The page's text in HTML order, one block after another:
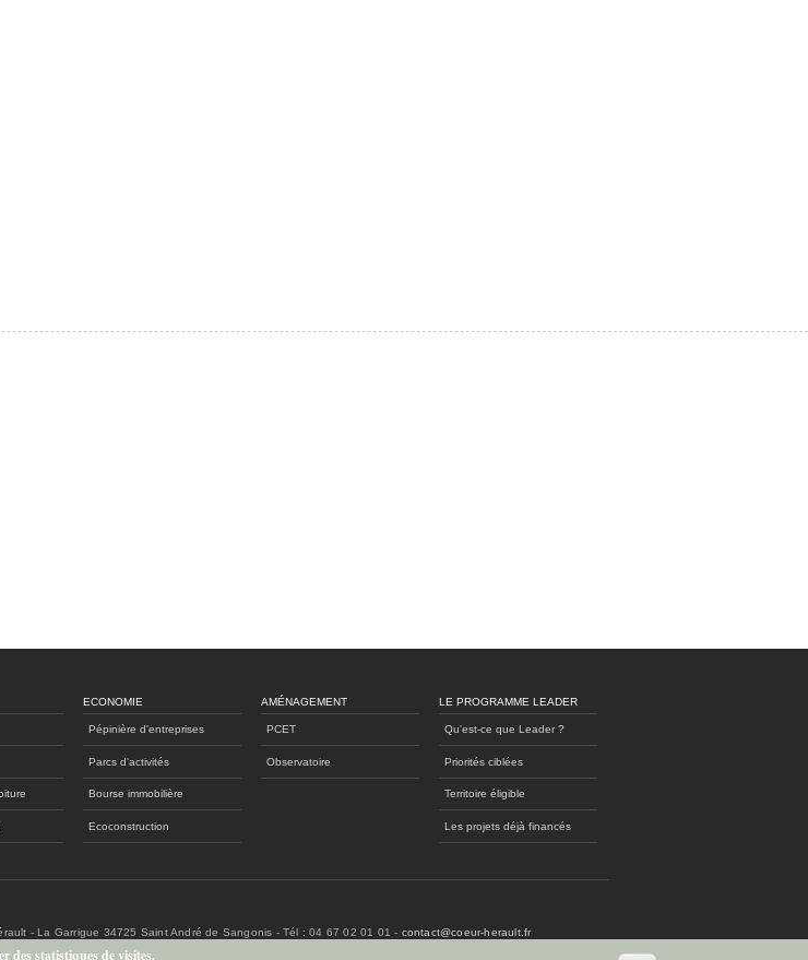
ECONOMIE
Pépinière d'entreprises
Parcs d'activités
Bourse immobilière
Ecoconstruction
AMÉNAGEMENT
PCET
Observatoire
LE PROGRAMME LEADER
Qu'est-ce que Leader ?
Priorités ciblées
Territoire éligible
Les projets déjà financés
- La Garrigue 34725 Saint André de Sangonis - Tél : 04 67 02 01 01 - contact@coeur-herault.fr
des statistiques de visites.